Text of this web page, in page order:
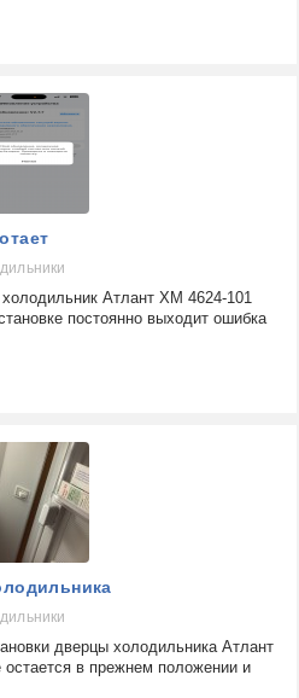
Атлант ХМ 4624-101
постоянно выходит ошибка
дверцы холодильника Атлант
в прежнем положении и